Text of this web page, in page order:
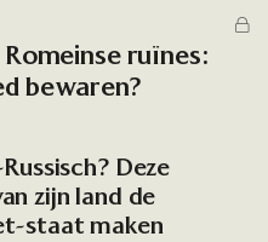
ruïnes:
bewaren?
Deze
zijn land de
staat maken